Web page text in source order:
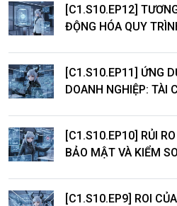
[C1.S10.EP12]
ĐỘNG HÓA QUY
[C1.S10.EP11] ỨNG
DOANH NGHIỆP: TÀI
[C1.S10.EP10] RỦI
BẢO MẬT VÀ KIỂM
[C1.S10.EP9] ROI